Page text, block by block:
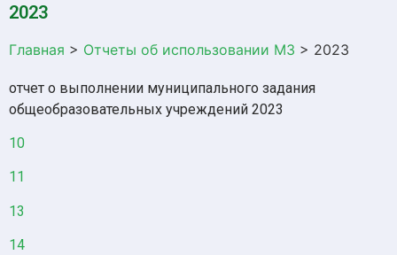
2023
Главная > Отчеты об использовании МЗ > 2023
отчет о выполнении муниципального задания
общеобразовательных учреждений 2023
10
11
13
14